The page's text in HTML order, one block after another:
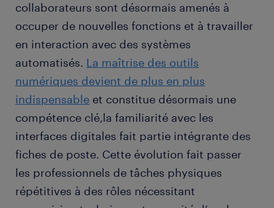
collaborateurs sont désormais amenés à
occuper de nouvelles fonctions et à travailler
en interaction avec des systèmes
automatisés. La maîtrise des outils
numériques devient de plus en plus
indispensable et constitue désormais une
compétence clé,la familiarité avec les
interfaces digitales fait partie intégrante des
fiches de poste. Cette évolution fait passer
les professionnels de tâches physiques
répétitives à des rôles nécessitant